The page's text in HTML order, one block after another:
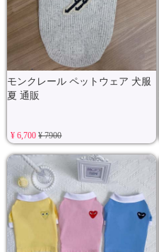
モンクレール ペットウェア 犬服
夏 通販
¥ 6,700¥ 7900